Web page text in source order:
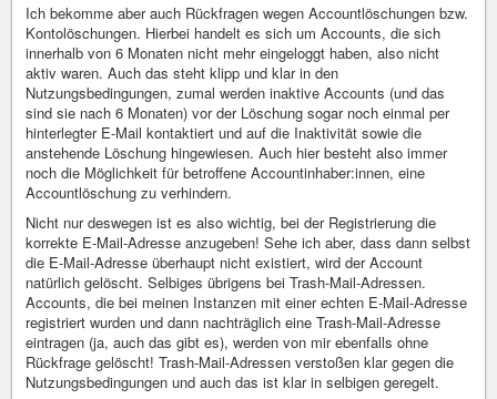
Ich bekomme aber auch Rückfragen wegen Accountlöschungen bzw.
Kontolöschungen. Hierbei handelt es sich um Accounts, die sich
innerhalb von 6 Monaten nicht mehr eingeloggt haben, also nicht
aktiv waren. Auch das steht klipp und klar in den
Nutzungsbedingungen, zumal werden inaktive Accounts (und das
sind sie nach 6 Monaten) vor der Löschung sogar noch einmal per
hinterlegter E-Mail kontaktiert und auf die Inaktivität sowie die
anstehende Löschung hingewiesen. Auch hier besteht also immer
noch die Möglichkeit für betroffene Accountinhaber:innen, eine
Accountlöschung zu verhindern.
Nicht nur deswegen ist es also wichtig, bei der Registrierung die
korrekte E-Mail-Adresse anzugeben! Sehe ich aber, dass dann selbst
die E-Mail-Adresse überhaupt nicht existiert, wird der Account
natürlich gelöscht. Selbiges übrigens bei Trash-Mail-Adressen.
Accounts, die bei meinen Instanzen mit einer echten E-Mail-Adresse
registriert wurden und dann nachträglich eine Trash-Mail-Adresse
eintragen (ja, auch das gibt es), werden von mir ebenfalls ohne
Rückfrage gelöscht! Trash-Mail-Adressen verstoßen klar gegen die
Nutzungsbedingungen und auch das ist klar in selbigen geregelt.